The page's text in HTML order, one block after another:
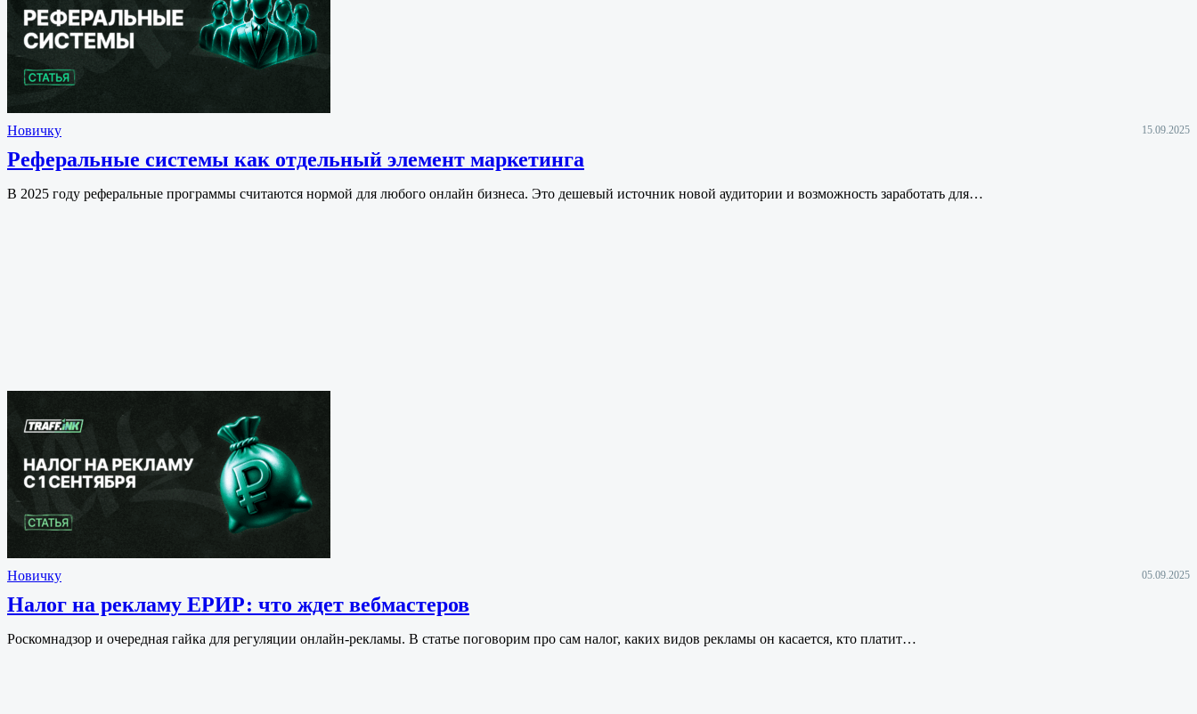
Новичку 15.09.2025
Реферальные системы как отдельный элемент маркетинга
В 2025 году реферальные программы считаются нормой для любого онлайн бизнеса. Это дешевый источник новой аудитории и возможность заработать для…
Новичку 05.09.2025
Налог на рекламу ЕРИР: что ждет вебмастеров
Роскомнадзор и очередная гайка для регуляции онлайн-рекламы. В статье поговорим про сам налог, каких видов рекламы он касается, кто платит…